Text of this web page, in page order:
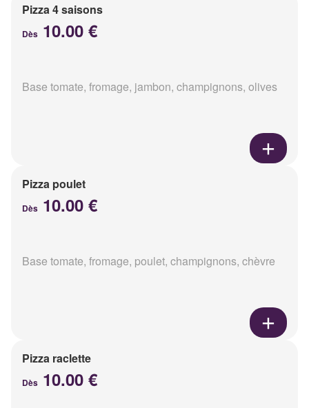
Pizza 4 saisons
Dès 10.00 €
Base tomate, fromage, jambon, champignons, olives
Pizza poulet
Dès 10.00 €
Base tomate, fromage, poulet, champignons, chèvre
Pizza raclette
Dès 10.00 €